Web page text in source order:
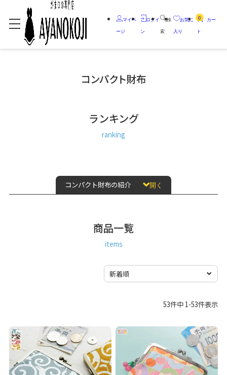
マイペ
ージ
ログイ
ン
検
索
お気に
入り
0 カー
ト
コンパクト財布
ランキング
ranking
コンパクト財布の紹介 開く
商品一覧
items
53件中 1-53件表示